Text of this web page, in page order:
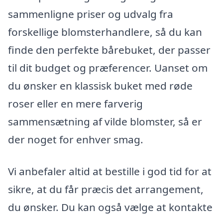
sammenligne priser og udvalg fra
forskellige blomsterhandlere, så du kan
finde den perfekte bårebuket, der passer
til dit budget og præferencer. Uanset om
du ønsker en klassisk buket med røde
roser eller en mere farverig
sammensætning af vilde blomster, så er
der noget for enhver smag.
Vi anbefaler altid at bestille i god tid for at
sikre, at du får præcis det arrangement,
du ønsker. Du kan også vælge at kontakte